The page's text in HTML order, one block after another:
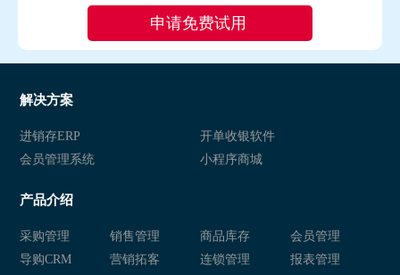
解决方案
进销存ERP
开单收银软件
会员管理系统
小程序商城
产品介绍
采购管理 销售管理 商品库存
会员管理
导购CRM
营销拓客 连锁管理 报表管理